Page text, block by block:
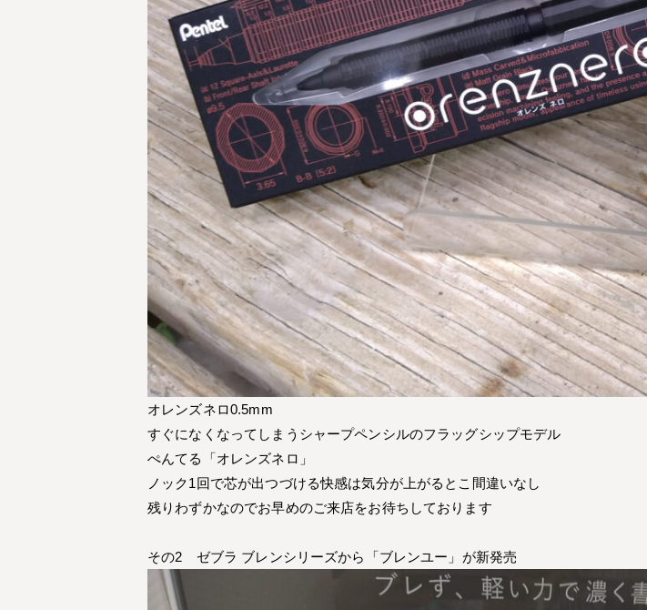
オレンズネロ0.5mm
すぐになくなってしまうシャープペンシルのフラッグシップモデル
ぺんてる「オレンズネロ」
ノック1回で芯が出つづける快感は気分が上がるとこ間違いなし
残りわずかなのでお早めのご来店をお待ちしております
その2 ゼブラ ブレンシリーズから「ブレンユー」が新発売